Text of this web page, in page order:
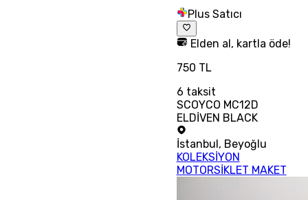
Plus Satıcı
Elden al, kartla öde!
750 TL
6 taksit
SCOYCO MC12D
ELDİVEN BLACK
İstanbul, Beyoğlu
KOLEKSİYON
MOTORSİKLET MAKET